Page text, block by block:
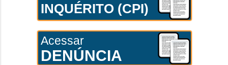
INQUÉRITO (CPI)
Acessar
DENÚNCIA